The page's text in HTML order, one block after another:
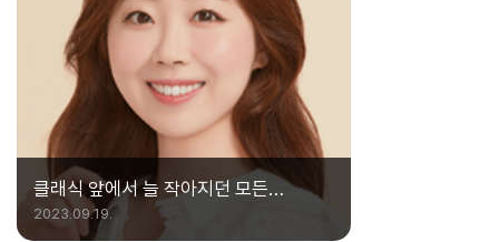
클래식 앞에서 늘 작아지던 모든
‘클알못’을 위한 자신감 충전법
2023.09.19.